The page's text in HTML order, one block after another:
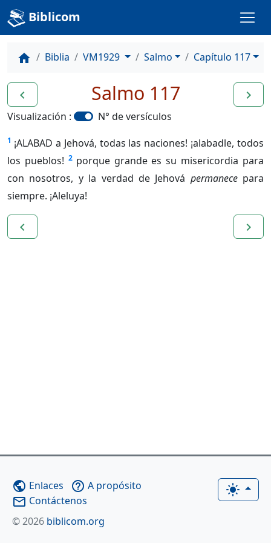
Biblicom
home Biblia VM1929 Salmo Capítulo 117
navigate_before navigate_next
Salmo 117
Visualización : N° de versículos
1 ¡ALABAD a Jehová, todas las naciones! ¡alabadle, todos
los pueblos! 2 porque grande es su misericordia para
con nosotros, y la verdad de Jehová permanecepara
siempre. ¡Aleluya!
navigate_before navigate_next
light_mode
public Enlaces help_outline A propósito
mail_outline Contáctenos
© 2026 biblicom.org